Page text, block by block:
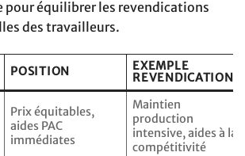
pour équilibrer les revendications
des travailleurs.
POSITION
EXEMPLE
REVENDICATIONS
Prix équitables,
aides PAC
immédiates
Maintien
production
intensive, aides à la
compétitivité